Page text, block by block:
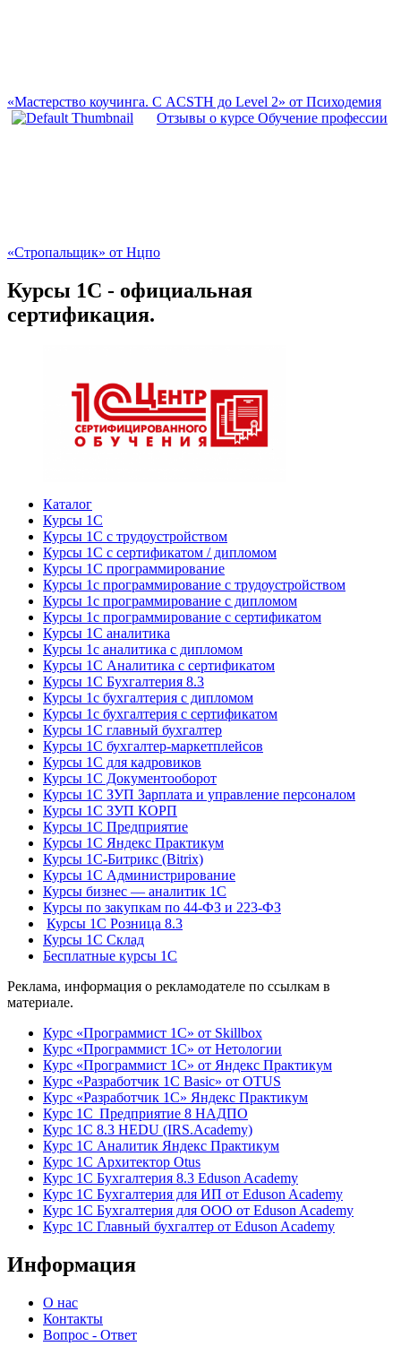
«Мастерство коучинга. С ACSTH до Level 2» от Психодемия
Отзывы о курсе Обучение профессии
«Стропальщик» от Нцпо
Курсы 1С - официальная
сертификация.
Каталог
Курсы 1С
Курсы 1С с трудоустройством
Курсы 1С с сертификатом / дипломом
Курсы 1С программирование
Курсы 1с программирование с трудоустройством
Курсы 1с программирование с дипломом
Курсы 1с программирование с сертификатом
Курсы 1С аналитика
Курсы 1с аналитика с дипломом
Курсы 1С Аналитика с сертификатом
Курсы 1С Бухгалтерия 8.3
Курсы 1с бухгалтерия с дипломом
Курсы 1с бухгалтерия с сертификатом
Курсы 1С главный бухгалтер
Курсы 1С бухгалтер-маркетплейсов
Курсы 1С для кадровиков
Курсы 1С Документооборот
Курсы 1С ЗУП Зарплата и управление персоналом
Курсы 1С ЗУП КОРП
Курсы 1С Предприятие
Курсы 1С Яндекс Практикум
Курсы 1С-Битрикс (Bitrix)
Курсы 1С Администрирование
Курсы бизнес — аналитик 1С
Курсы по закупкам по 44‑ФЗ и 223‑ФЗ
Курсы 1С Розница 8.3
Курсы 1С Склад
Бесплатные курсы 1С
Реклама, информация о рекламодателе по ссылкам в
материале.
Курс «Программист 1С» от Skillbox
Курс «Программист 1С» от Нетологии
Курс «Программист 1С» от Яндекс Практикум
Курс «Разработчик 1С Basic» от OTUS
Курс «Разработчик 1С» Яндекс Практикум
Курс 1С Предприятие 8 НАДПО
Курс 1С 8.3 HEDU (IRS.Academy)
Курс 1С Аналитик Яндекс Практикум
Курс 1С Архитектор Otus
Курс 1С Бухгалтерия 8.3 Eduson Academy
Курс 1С Бухгалтерия для ИП от Eduson Academy
Курс 1С Бухгалтерия для ООО от Eduson Academy
Курс 1С Главный бухгалтер от Eduson Academy
Информация
О нас
Контакты
Вопрос - Ответ